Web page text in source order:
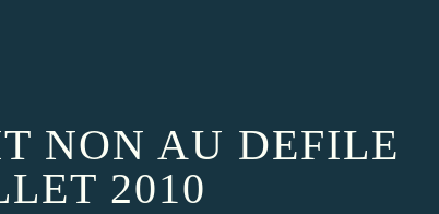
NON AU DEFILE
2010